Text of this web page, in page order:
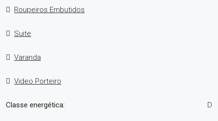
Roupeiros Embutidos
Suite
Varanda
Video Porteiro
Classe energética: D